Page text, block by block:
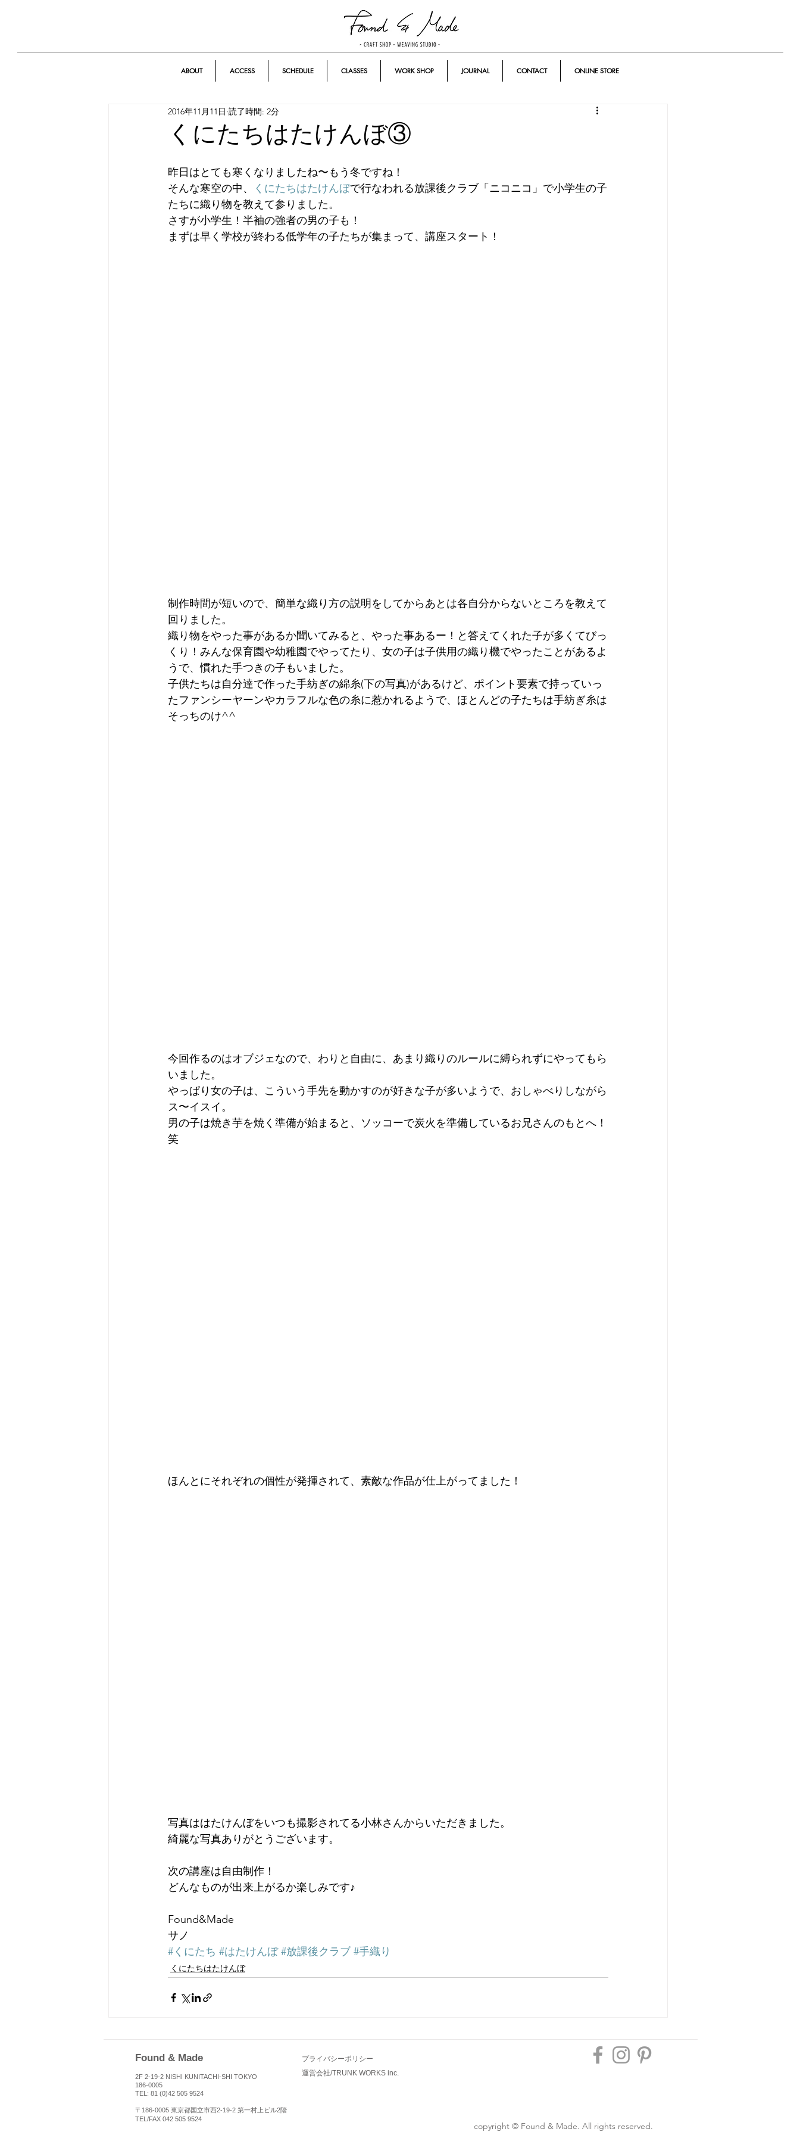
ABOUT ACCESS SCHEDULE CLASSES WORK SHOP JOURNAL CONTACT ONLINE STORE
くにたちはたけんぼ③
2016年11月11日 読了時間: 2分
昨日はとても寒くなりましたね〜もう冬ですね！
そんな寒空の中、
くにたちはたけんぼで行なわれる放課後クラブ「ニコニコ」で小学生の子
たちに織り物を教えて参りました。
さすが小学生！半袖の強者の男の子も！
まずは早く学校が終わる低学年の子たちが集まって、講座スタート！
制作時間が短いので、簡単な織り方の説明をしてからあとは各自分からないところを教えて
回りました。
織り物をやった事があるか聞いてみると、やった事あるー！と答えてくれた子が多くてびっ
くり！みんな保育園や幼稚園でやってたり、女の子は子供用の織り機でやったことがあるよ
うで、慣れた手つきの子もいました。
子供たちは自分達で作った手紡ぎの綿糸(下の写真)があるけど、ポイント要素で持っていっ
たファンシーヤーンやカラフルな色の糸に惹かれるようで、ほとんどの子たちは手紡ぎ糸は
そっちのけ^^
今回作るのはオブジェなので、わりと自由に、あまり織りのルールに縛られずにやってもら
いました。
やっぱり女の子は、こういう手先を動かすのが好きな子が多いようで、おしゃべりしながら
ス〜イスイ。
男の子は焼き芋を焼く準備が始まると、ソッコーで炭火を準備しているお兄さんのもとへ！
笑
ほんとにそれぞれの個性が発揮されて、素敵な作品が仕上がってました！
写真ははたけんぼをいつも撮影されてる小林さんからいただきました。
綺麗な写真ありがとうございます。
次の講座は自由制作！
どんなものが出来上がるか楽しみです♪
Found&Made
サノ
#くにたち #はたけんぼ #放課後クラブ #手織り
くにたちはたけんぼ
Found & Made
2F 2-19-2 NISHI KUNITACHI-SHI TOKYO
186-0005
TEL: 81 (0)42 505 9524
〒186-0005 ​東京都国立市西2-19-2 第一村上ビル2階
TEL/FAX 042 505 9524
プライバシーポリシー
​運営会社/TRUNK WORKS inc.
copyright © Found & Made. All rights reserved.